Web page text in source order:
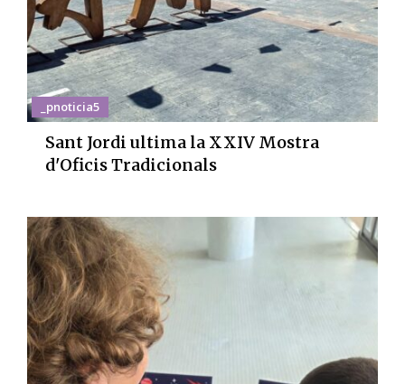
_pnoticia5
Sant Jordi ultima la XXIV Mostra
d'Oficis Tradicionals